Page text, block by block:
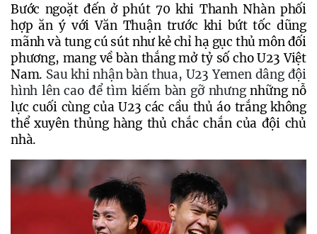
Bước ngoặt đến ở phút 70 khi Thanh Nhàn phối
hợp ăn ý với Văn Thuận trước khi bứt tốc dũng
mãnh và tung cú sút như kẻ chỉ hạ gục thủ môn đối
phương, mang về bàn thắng mở tỷ số cho U23 Việt
Nam. Sau khi nhận bàn thua, U23 Yemen dâng đội
hình lên cao để tìm kiếm bàn gỡ nhưng những nỗ
lực cuối cùng của U23 các cầu thủ áo trắng không
thể xuyên thủng hàng thủ chắc chắn của đội chủ
nhà.